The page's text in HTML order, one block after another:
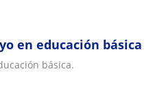
en educación básica
básica.